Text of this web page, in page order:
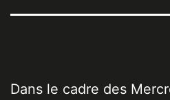
Dans le cadre des